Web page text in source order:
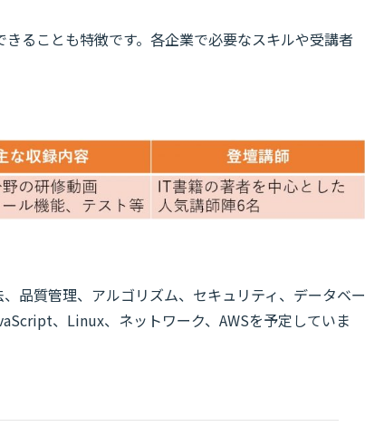
ることも特徴です。各企業で必要なスキルや受講者
品質管理、アルゴリズム、セキュリティ、データベー
、Linux、ネットワーク、AWSを予定していま